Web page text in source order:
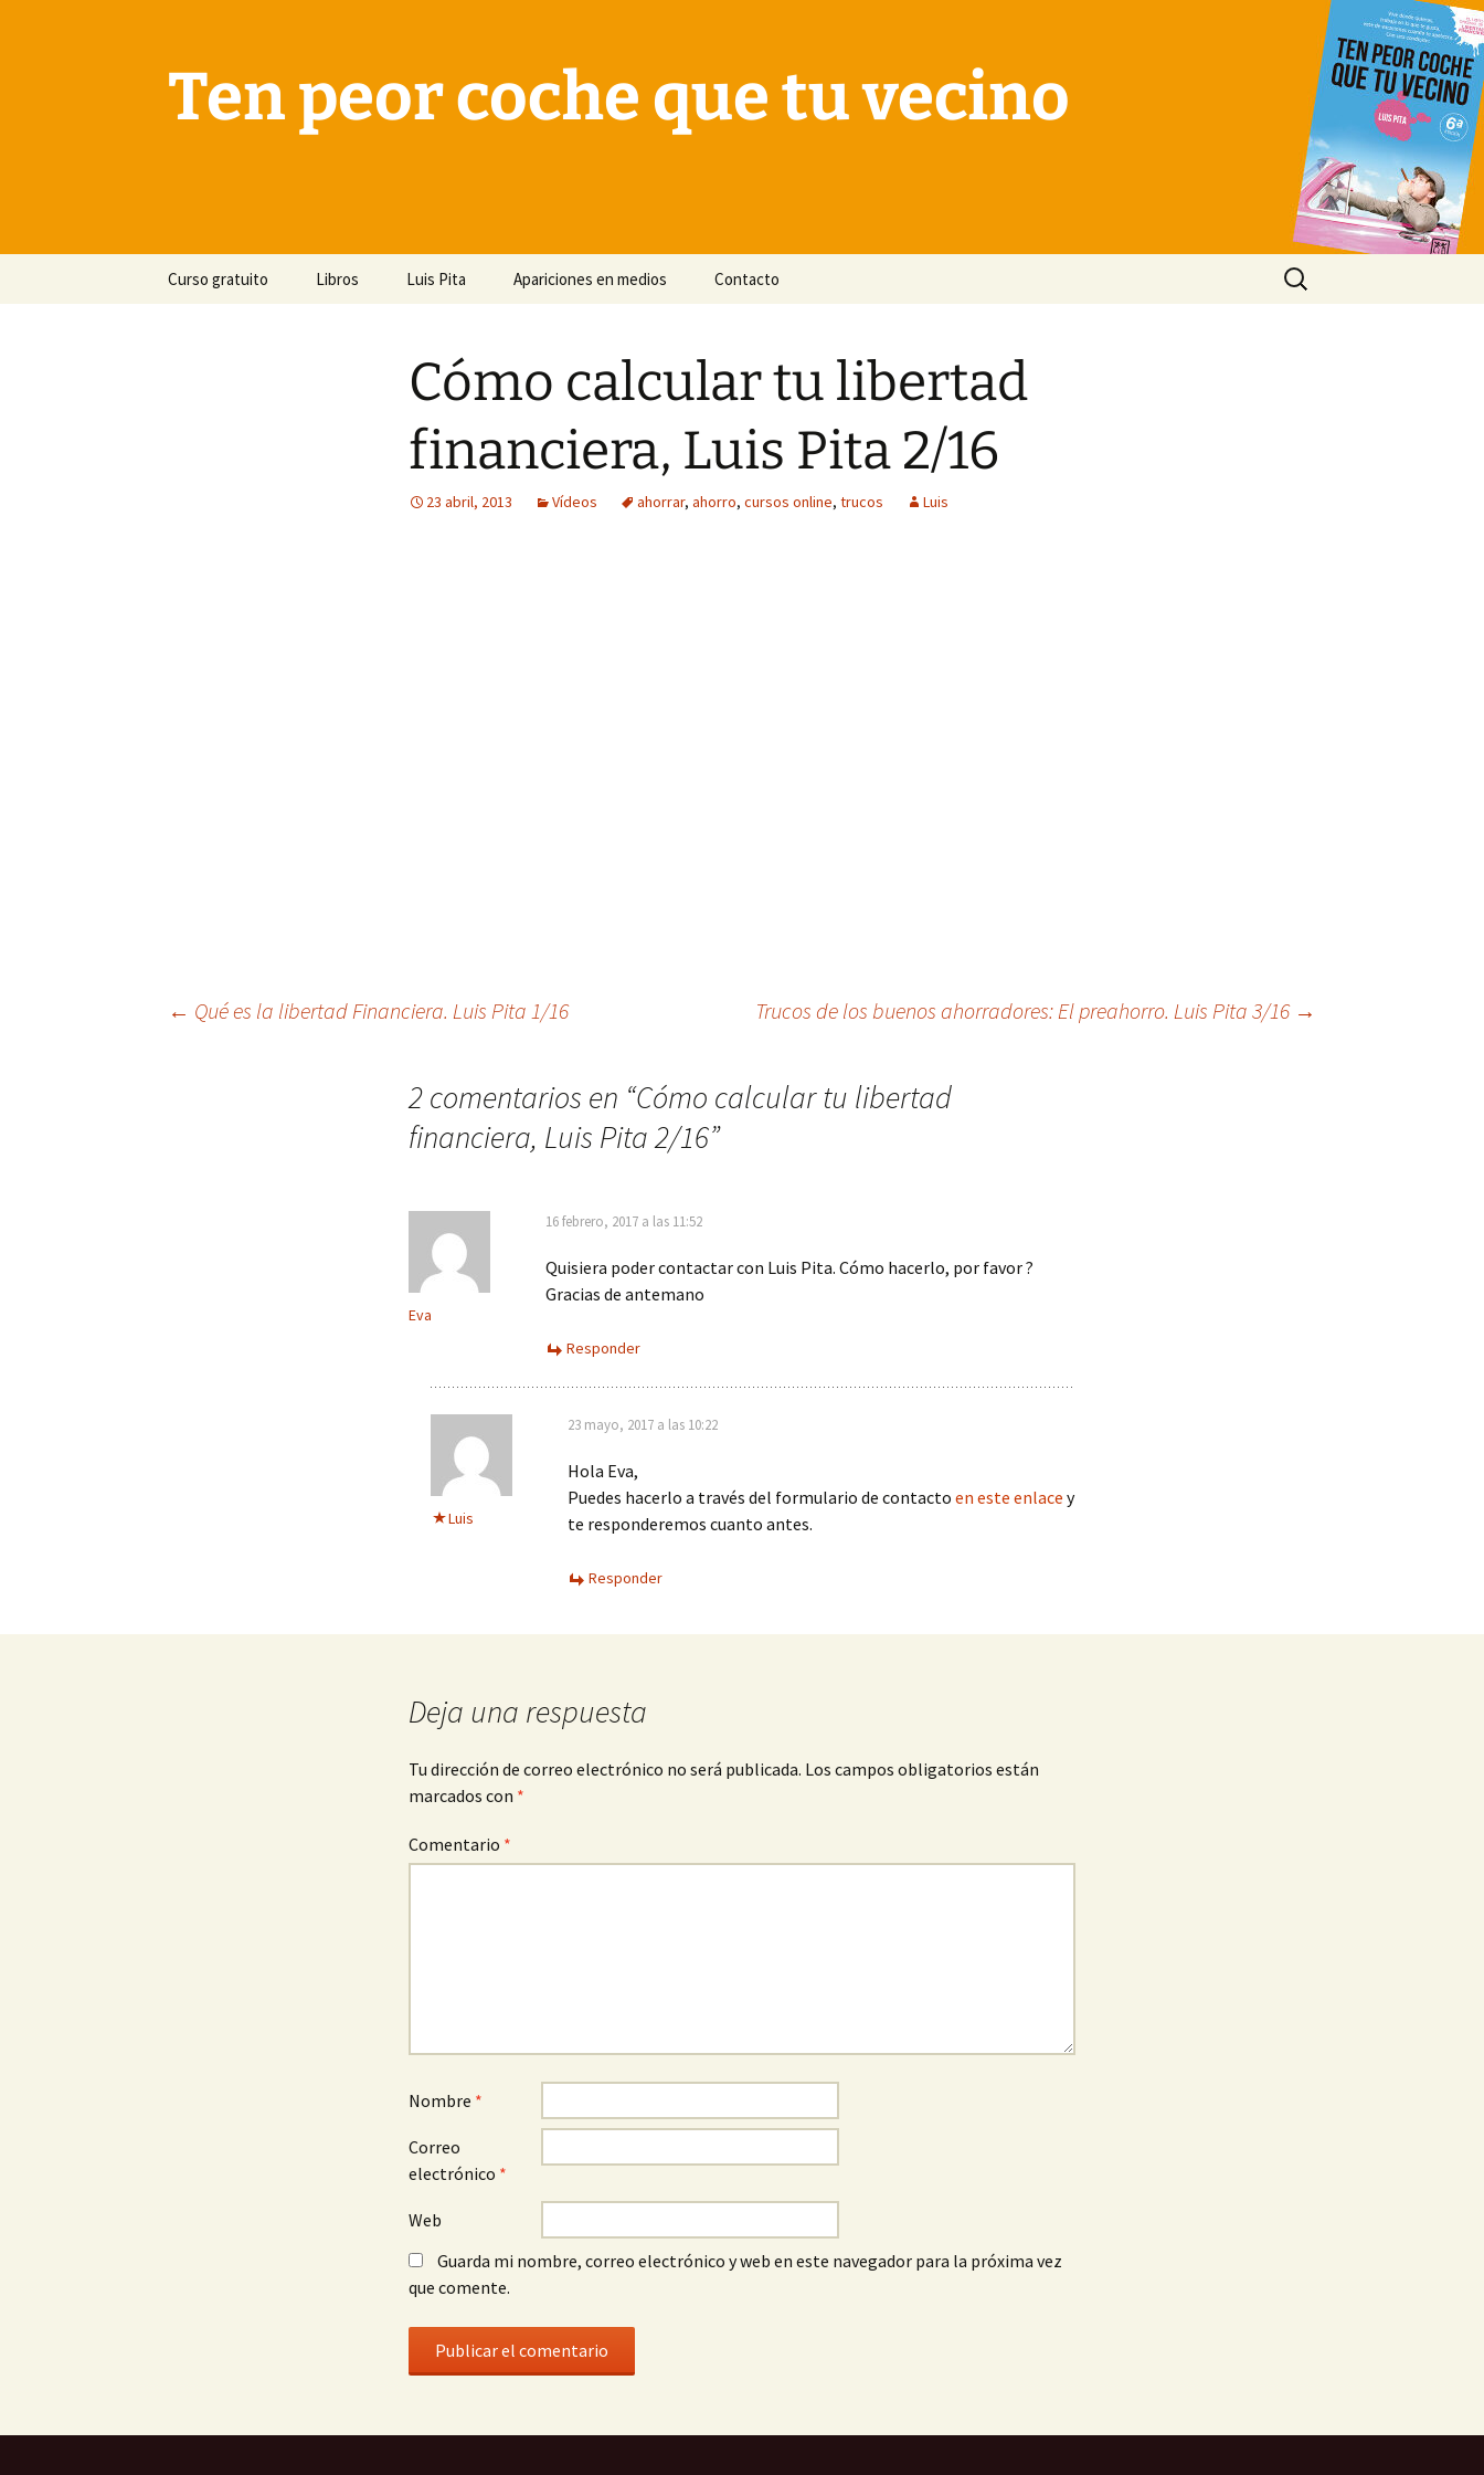
Ten peor coche que tu vecino
Curso gratuito Libros Luis Pita Apariciones en medios Contacto
Buscar:
Cómo calcular tu libertad
financiera, Luis Pita 2/16
23 abril, 2013 Vídeos ahorrar, ahorro, cursos online, trucos Luis
Navegación
← Qué es la libertad Financiera. Luis Pita 1/16 Trucos de los buenos ahorradores: El preahorro. Luis Pita 3/16 →
2 comentarios en “Cómo calcular tu libertad
financiera, Luis Pita 2/16”
Eva
16 febrero, 2017 a las 11:52
Quisiera poder contactar con Luis Pita. Cómo hacerlo, por favor ?
Gracias de antemano
Responder
Luis
23 mayo, 2017 a las 10:22
Hola Eva,
Puedes hacerlo a través del formulario de contacto en este enlace y
te responderemos cuanto antes.
Responder
Deja una respuesta
Tu dirección de correo electrónico no será publicada. Los campos obligatorios están
marcados con *
Comentario *
Nombre *
Correo
electrónico *
Web
Guarda mi nombre, correo electrónico y web en este navegador para la próxima vez
que comente.